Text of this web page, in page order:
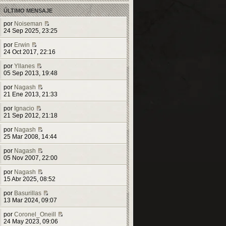
t
i
m
o
m
e
s
a
e
r
ú
l
i
m
m
e
s
a
e
ÚLTIMO MENSAJE
por Noiseman
V
e
ú
l
i
m
m
e
s
a
e
24 Sep 2025, 23:25
por Erwin
V
e
r
ú
l
i
m
o
m
e
n
s
a
e
24 Oct 2017, 22:16
por Yllanes
V
e
r
ú
l
i
m
o
m
e
n
s
a
j
e
05 Sep 2013, 19:48
por Nagash
V
e
ú
l
i
m
m
e
s
a
j
e
21 Ene 2013, 21:33
por Ignacio
V
e
r
ú
l
t
i
m
o
m
e
n
s
a
j
e
21 Sep 2012, 21:18
por Nagash
V
e
ú
l
i
m
o
m
e
n
s
25 Mar 2008, 14:44
por Nagash
V
e
ú
l
t
i
m
o
m
05 Nov 2007, 22:00
por Nagash
V
e
r
ú
l
t
i
15 Abr 2025, 08:52
por Basurillas
V
e
r
ú
13 Mar 2024, 09:07
por Coronel_Oneill
24 May 2023, 09:06